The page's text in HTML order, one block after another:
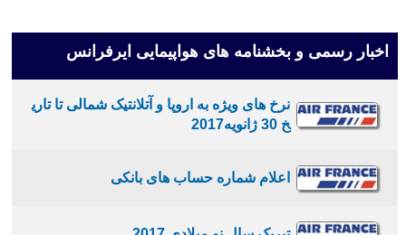
اخبار رسمی و بخشنامه های هواپیمایی ایرفرانس
نرخ های ویژه به اروپا و آتلانتیک شمالی تا تاری
خ 30 ژانویه2017
اعلام شماره حساب های بانکی